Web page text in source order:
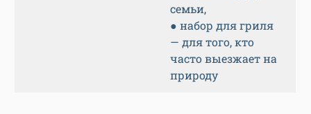
семьи,
● набор для гриля
— для того, кто
часто выезжает на
природу